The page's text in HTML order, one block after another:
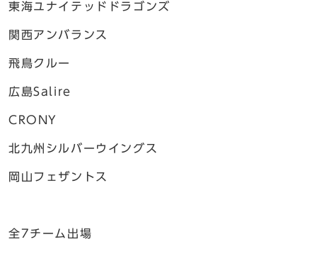
東海ユナイテッドドラゴンズ
関西アンバランス
飛鳥クルー
広島Salire
CRONY
北九州シルバーウイングス
岡山フェザントス
全7チーム出場